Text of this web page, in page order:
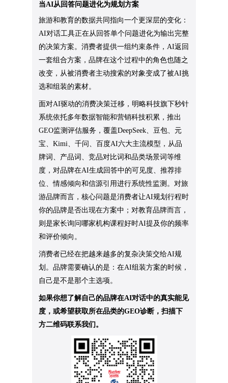
当AI从回答问题进化为规划方案
旅游和教育的数据共同指向一个更深层的变化：
AI对话工具正在从回答单个问题进化为输出完整
的决策方案。消费者提供一组约束条件，AI返回
一套组合方案，品牌在这个过程中的角色也随之
改变，从被消费者主动搜索的对象变成了被AI挑
选和组装的素材。
面对AI驱动的消费决策迁移，明略科技旗下秒针
系统依托多年数据智能和营销科技积累，推出
GEO监测评估服务，覆盖DeepSeek、豆包、元
宝、Kimi、千问、百度AI六大主流模型，从品
牌词、产品词、竞品对比词和品类场景词等维
度，对品牌在AI生成回答中的可见度、推荐排
位、情感倾向和信源引用进行系统性监测。对旅
游品牌而言，核心问题是消费者让AI规划行程时
你的品牌是否出现在方案中；对教育品牌而言，
则是家长询问哪家机构课程好时AI提及你的频率
和评价倾向。
消费者已经在把越来越多的复杂决策交给AI规
划。品牌需要确认的是：在AI组装方案的时候，
自己是不是那个主选项。
如果你想了解自己的品牌在AI对话中的真实能见
度，或希望获取所在品类的GEO诊断，扫描下
方二维码联系我们。